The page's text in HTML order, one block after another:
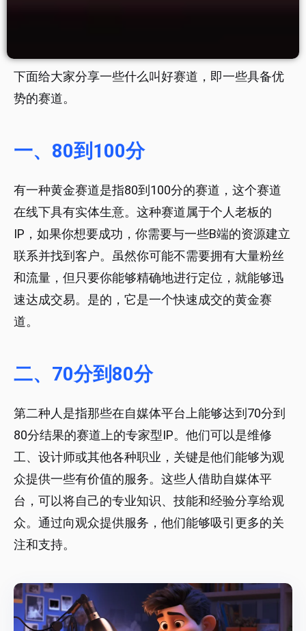
下面给大家分享一些什么叫好赛道，即一些具备优
势的赛道。
一、80到100分
有一种黄金赛道是指80到100分的赛道，这个赛道
在线下具有实体生意。这种赛道属于个人老板的
IP，如果你想要成功，你需要与一些B端的资源建立
联系并找到客户。虽然你可能不需要拥有大量粉丝
和流量，但只要你能够精确地进行定位，就能够迅
速达成交易。是的，它是一个快速成交的黄金赛
道。
二、70分到80分
第二种人是指那些在自媒体平台上能够达到70分到
80分结果的赛道上的专家型IP。他们可以是维修
工、设计师或其他各种职业，关键是他们能够为观
众提供一些有价值的服务。这些人借助自媒体平
台，可以将自己的专业知识、技能和经验分享给观
众。通过向观众提供服务，他们能够吸引更多的关
注和支持。